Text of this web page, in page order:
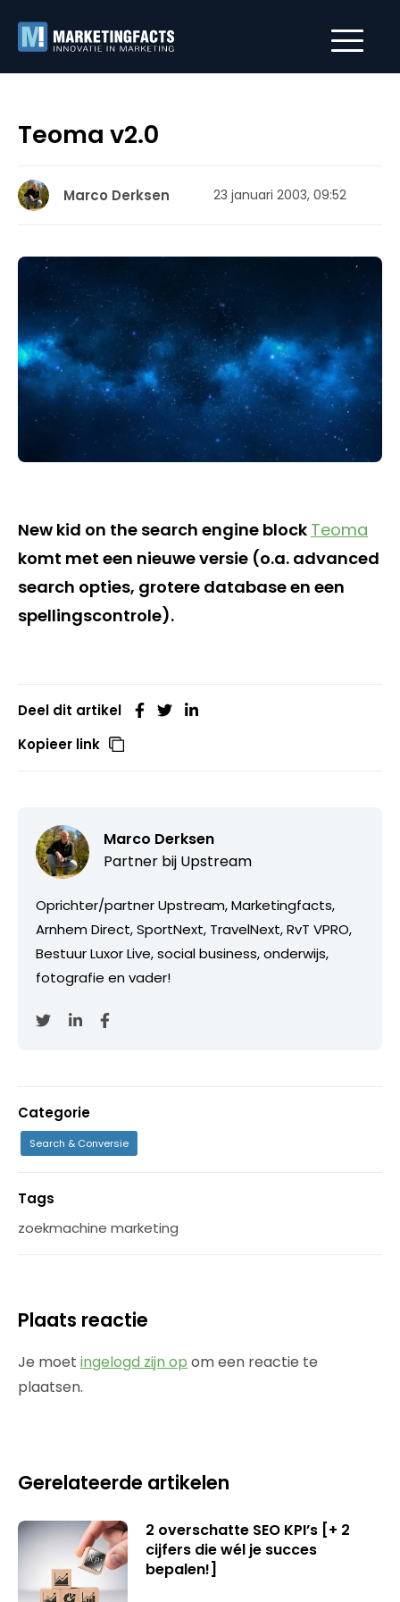
Teoma v2.0
Marco Derksen 23 januari 2003, 09:52
New kid on the search engine block Teoma
komt met een nieuwe versie (o.a. advanced
search opties, grotere database en een
spellingscontrole).
Deel dit artikel
Kopieer link
Marco Derksen
Partner bij Upstream
Oprichter/partner Upstream, Marketingfacts,
Arnhem Direct, SportNext, TravelNext, RvT VPRO,
Bestuur Luxor Live, social business, onderwijs,
fotografie en vader!
Categorie
Search & Conversie
Tags
zoekmachine marketing
Plaats reactie
Je moet ingelogd zijn op om een reactie te
plaatsen.
Gerelateerde artikelen
2 overschatte SEO KPI’s [+ 2
cijfers die wél je succes
bepalen!]